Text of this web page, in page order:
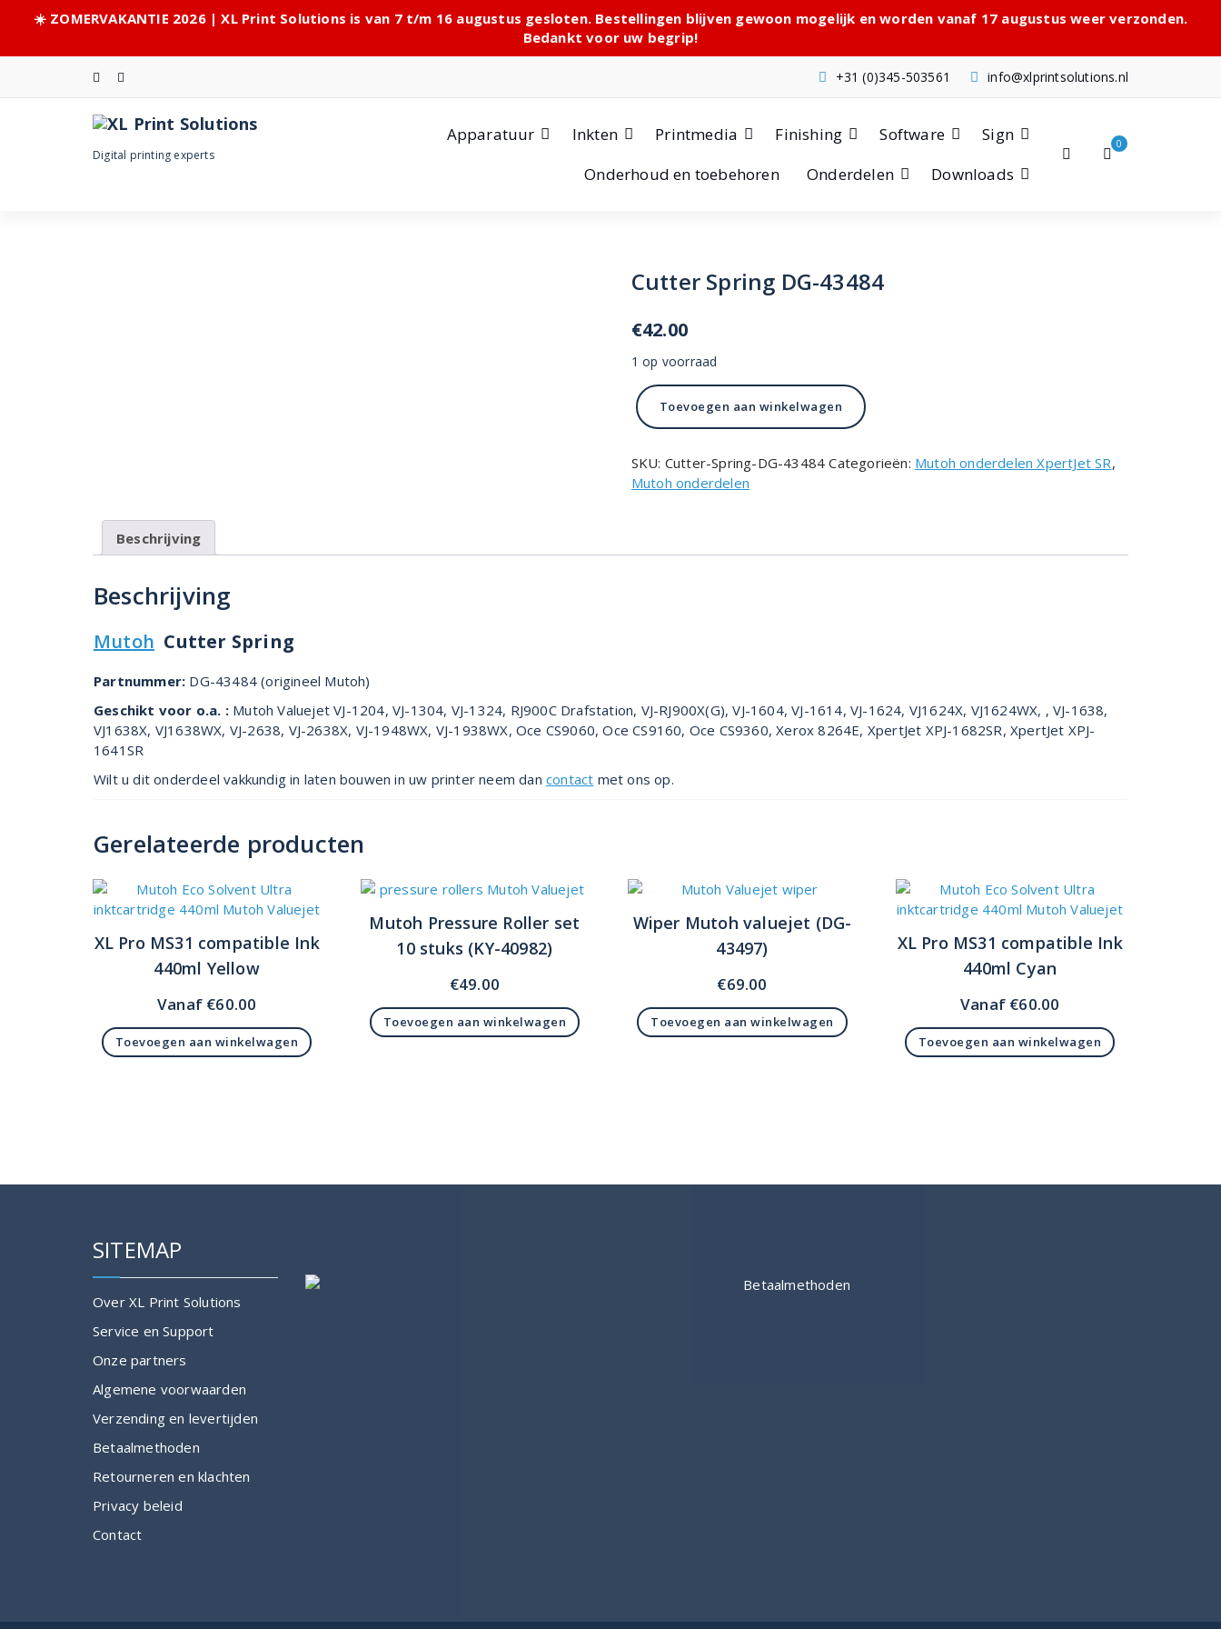
☀️ ZOMERVAKANTIE 2026 | XL Print Solutions is van 7 t/m 16 augustus gesloten. Bestellingen blijven gewoon mogelijk en worden vanaf 17 augustus weer verzonden.
Bedankt voor uw begrip!
info@xlprintsolutions.nl
+31 (0)345-503561
Digital printing experts
Apparatuur Inkten Printmedia Finishing Software
Sign
Onderhoud en toebehoren
Onderdelen Downloads
0
Cutter Spring DG-43484
€42.00
1 op voorraad
Cutter
Spring
DG-
aantal
Toevoegen aan winkelwagen
SKU: Cutter-Spring-DG-43484 Categorieën: Mutoh onderdelen XpertJet SR,
Mutoh onderdelen
Beschrijving
Beschrijving
Mutoh Cutter Spring
Partnummer: DG-43484 (origineel Mutoh)
Geschikt voor o.a. : Mutoh Valuejet VJ-1204, VJ-1304, VJ-1324, RJ900C Drafstation, VJ-RJ900X(G), VJ-1604, VJ-1614, VJ-1624, VJ1624X, VJ1624WX, , VJ-1638,
VJ1638X, VJ1638WX, VJ-2638, VJ-2638X, VJ-1948WX, VJ-1938WX, Oce CS9060, Oce CS9160, Oce CS9360, Xerox 8264E, XpertJet XPJ-1682SR, XpertJet XPJ-
1641SR
Wilt u dit onderdeel vakkundig in laten bouwen in uw printer neem dancontact met ons op.
Gerelateerde producten
XL Pro MS31 compatible Ink
440ml Yellow
Vanaf €60.00
Toevoegen aan winkelwagen
Mutoh Pressure Roller set
10 stuks (KY-40982)
€49.00
Toevoegen aan winkelwagen
Wiper Mutoh valuejet (DG-
43497)
€69.00
Toevoegen aan winkelwagen
XL Pro MS31 compatible Ink
440ml Cyan
Vanaf €60.00
Toevoegen aan winkelwagen
SITEMAP
Over XL Print Solutions
Service en Support
Onze partners
Algemene voorwaarden
Verzending en levertijden
Betaalmethoden
Retourneren en klachten
Privacy beleid
Contact